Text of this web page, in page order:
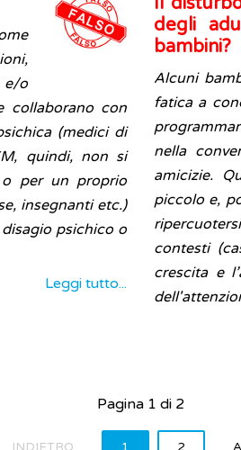
e/o
collaborano con
(medici di
quindi, non si
per un proprio
insegnanti etc.)
psichico o
Leggi tutto...
degli
bambini?
Alcuni
fatica a
nella
amicizie.
piccolo e,
contesti
crescita e
Pagina 1 di 2